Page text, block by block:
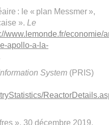
: le « plan Messmer »,
». Le
www.lemonde.fr/economie/
apollo-a-la-
System (PRIS)
», 30 décembre 2019,